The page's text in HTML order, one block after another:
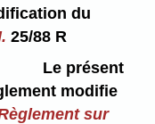
du
25/88 R
Le présent
modifie
sur